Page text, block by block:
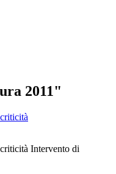
2011"
Intervento di